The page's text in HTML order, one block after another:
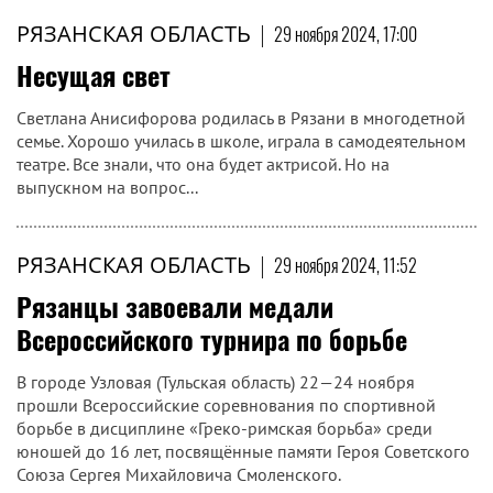
РЯЗАНСКАЯ ОБЛАСТЬ | 29 ноября 2024, 17:00
Несущая свет
Светлана Анисифорова родилась в Рязани в многодетной
семье. Хорошо училась в школе, играла в самодеятельном
театре. Все знали, что она будет актрисой. Но на
выпускном на вопрос...
РЯЗАНСКАЯ ОБЛАСТЬ | 29 ноября 2024, 11:52
Рязанцы завоевали медали
Всероссийского турнира по борьбе
В городе Узловая (Тульская область) 22—24 ноября
прошли Всероссийские соревнования по спортивной
борьбе в дисциплине «Греко-римская борьба» среди
юношей до 16 лет, посвящённые памяти Героя Советского
Союза Сергея Михайловича Смоленского.